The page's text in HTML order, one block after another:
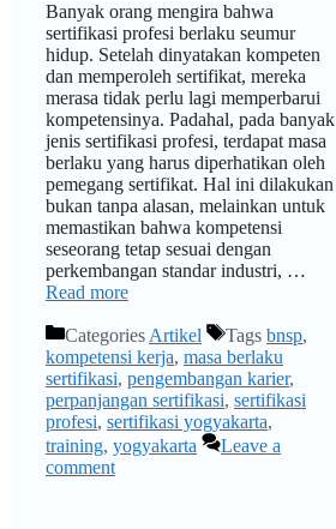
Banyak orang mengira bahwa
sertifikasi profesi berlaku seumur
hidup. Setelah dinyatakan kompeten
dan memperoleh sertifikat, mereka
merasa tidak perlu lagi memperbarui
kompetensinya. Padahal, pada banyak
jenis sertifikasi profesi, terdapat masa
berlaku yang harus diperhatikan oleh
pemegang sertifikat. Hal ini dilakukan
bukan tanpa alasan, melainkan untuk
memastikan bahwa kompetensi
seseorang tetap sesuai dengan
perkembangan standar industri, …
Read more
Categories Artikel Tags bnsp,
kompetensi kerja, masa berlaku
sertifikasi, pengembangan karier,
perpanjangan sertifikasi, sertifikasi
profesi, sertifikasi yogyakarta,
training, yogyakarta
Leave a
comment